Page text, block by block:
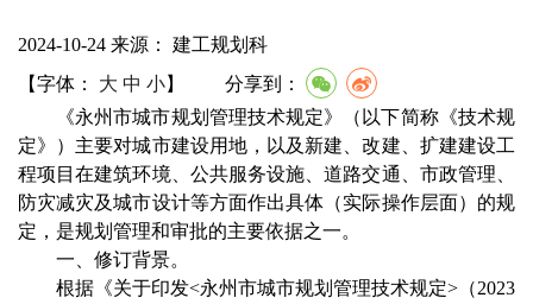
2024-10-24 来源： 建工规划科
【字体：
大 中 小】
分享到：
《永州市城市规划管理技术规定》（以下简称《技术规
定》）主要对城市建设用地，以及新建、改建、扩建建设工
程项目在建筑环境、公共服务设施、道路交通、市政管理、
防灾减灾及城市设计等方面作出具体（实际操作层面）的规
定，是规划管理和审批的主要依据之一。
一、修订背景。
根据《关于印发<永州市城市规划管理技术规定>（2023